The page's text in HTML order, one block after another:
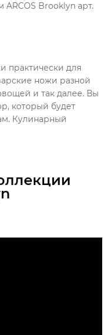
Brooklyn арт.
практически для
ножи разной
и так далее. Вы
который будет
Кулинарный